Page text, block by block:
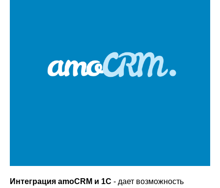
Интеграция amoCRM и 1С - дает возможность